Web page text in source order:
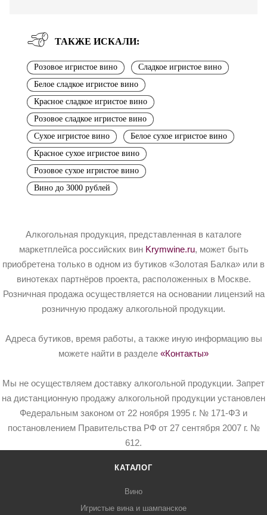
ТАКЖЕ ИСКАЛИ:
Розовое игристое вино
Сладкое игристое вино
Белое сладкое игристое вино
Красное сладкое игристое вино
Розовое сладкое игристое вино
Сухое игристое вино
Белое сухое игристое вино
Красное сухое игристое вино
Розовое сухое игристое вино
Вино до 3000 рублей
Алкогольная продукция, представленная в каталоге
маркетплейса российских вин Krymwine.ru, может быть
приобретена только в одном из бутиков «Золотая Балка» или в
винотеках партнёров проекта, расположенных в Москве.
Розничная продажа осуществляется на основании лицензий на
розничную продажу алкогольной продукции.
Адреса бутиков, время работы, а также иную информацию вы
можете найти в разделе «Контакты»
Мы не осуществляем доставку алкогольной продукции. Запрет
на дистанционную продажу алкогольной продукции установлен
Федеральным законом от 22 ноября 1995 г. № 171-ФЗ и
постановлением Правительства РФ от 27 сентября 2007 г. №
612.
КАТАЛОГ
Вино
Игристые вина и шампанское